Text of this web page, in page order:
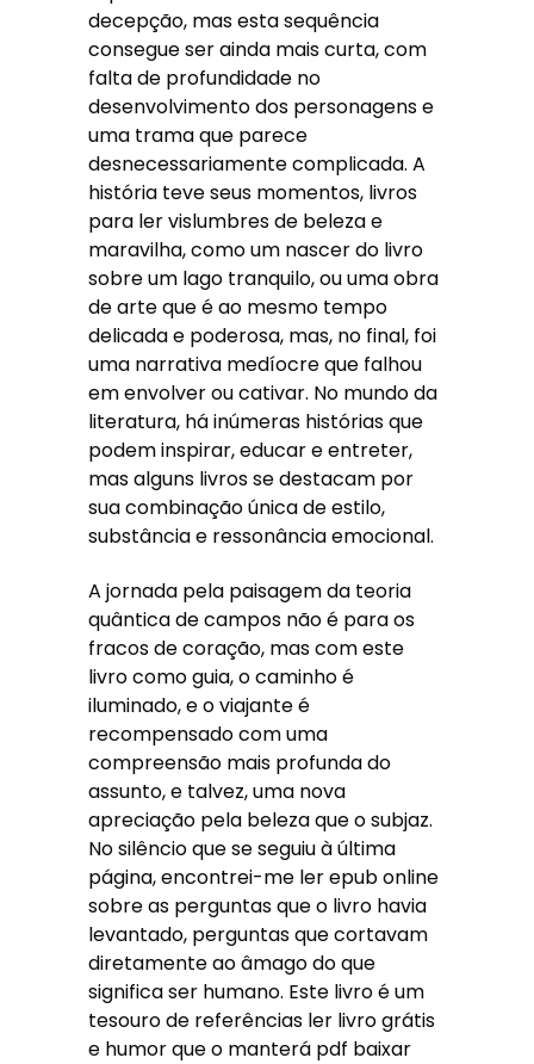
decepção, mas esta sequência
consegue ser ainda mais curta, com
falta de profundidade no
desenvolvimento dos personagens e
uma trama que parece
desnecessariamente complicada. A
história teve seus momentos, livros
para ler vislumbres de beleza e
maravilha, como um nascer do livro
sobre um lago tranquilo, ou uma obra
de arte que é ao mesmo tempo
delicada e poderosa, mas, no final, foi
uma narrativa medíocre que falhou
em envolver ou cativar. No mundo da
literatura, há inúmeras histórias que
podem inspirar, educar e entreter,
mas alguns livros se destacam por
sua combinação única de estilo,
substância e ressonância emocional.
A jornada pela paisagem da teoria
quântica de campos não é para os
fracos de coração, mas com este
livro como guia, o caminho é
iluminado, e o viajante é
recompensado com uma
compreensão mais profunda do
assunto, e talvez, uma nova
apreciação pela beleza que o subjaz.
No silêncio que se seguiu à última
página, encontrei-me ler epub online
sobre as perguntas que o livro havia
levantado, perguntas que cortavam
diretamente ao âmago do que
significa ser humano. Este livro é um
tesouro de referências ler livro grátis
e humor que o manterá pdf baixar